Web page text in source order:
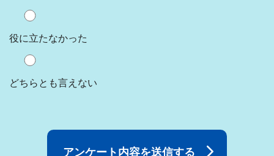
役に立たなかった
どちらとも言えない